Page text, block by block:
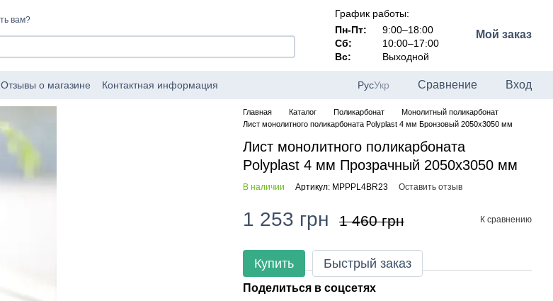
вам?
График работы:
Пн-Пт:
9:00–18:00
Сб:
10:00–17:00
Вс:
Выходной
Мой заказ
Отзывы о магазине Контактная информация РусУкр Сравнение Вход
Главная Каталог Поликарбонат
Монолитный поликарбонат
Лист монолитного поликарбоната Polyplast 4 мм Бронзовый 2050x3050 мм
Лист монолитного поликарбоната
Polyplast 4 мм Прозрачный 2050x3050 мм
В наличии Артикул: MPPPL4BR23 Оставить отзыв
1 253 грн 1 460 грн К сравнению
Купить Быстрый заказ
Поделиться в соцсетях